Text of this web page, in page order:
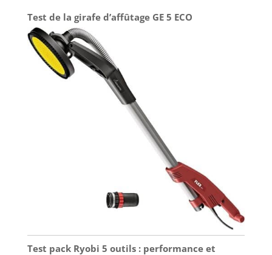
bois, le cuir, les gourdes et le papier, vous
permettant de créer des œuvres d’art détaillées.
Test de la girafe d’affûtage GE 5 ECO
Test pack Ryobi 5 outils : performance et